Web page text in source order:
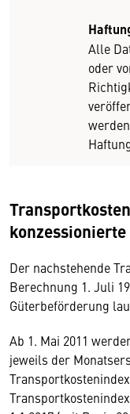
Alle
oder
Der nachstehende
Berechnung 1. Juli
Güterbeförderung
Ab 1. Mai 2011
jeweils der